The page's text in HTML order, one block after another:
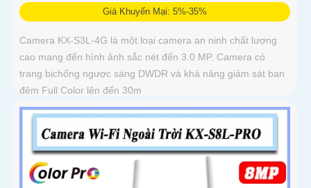
Giá Khuyến Mại: 5%-35%
Camera KX-S3L-4G là một loại camera an ninh chất lượng
cao mang đến hình ảnh sắc nét đến 3.0 MP. Camera có
trang bịchống ngược sáng DWDR và khả năng giám sát ban
đêm Full Color lên đến 30m